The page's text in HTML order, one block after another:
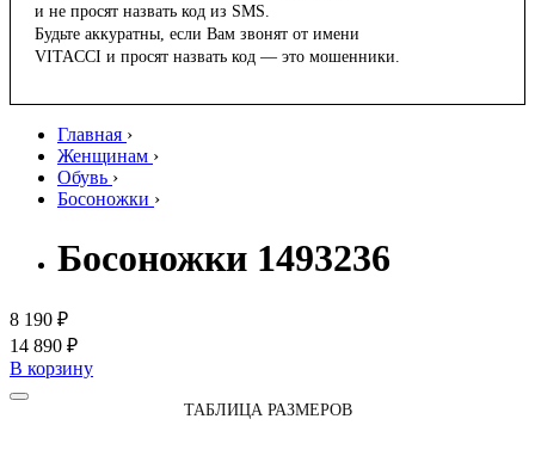
и не просят назвать код из SMS.
Будьте аккуратны, если Вам звонят от имени
VITACCI и просят назвать код — это мошенники.
Главная ›
Женщинам ›
Обувь ›
Босоножки ›
Босоножки 1493236
8 190 ₽
14 890 ₽
В корзину
ТАБЛИЦА РАЗМЕРОВ